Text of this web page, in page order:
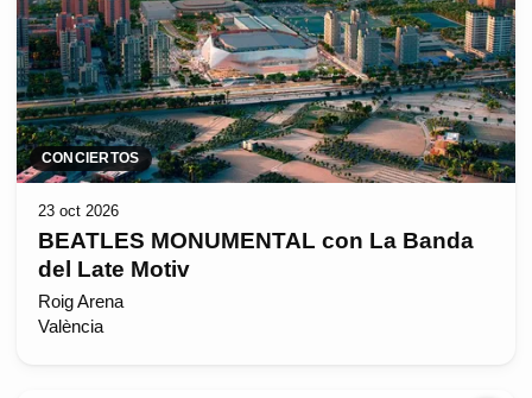
CONCIERTOS
23 oct 2026
BEATLES MONUMENTAL con La Banda
del Late Motiv
Roig Arena
València